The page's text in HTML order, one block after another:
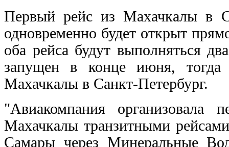
Первый рейс из Махачкалы в
одновременно будет открыт
оба рейса будут выполняться
запущен в конце июня, тогда
Махачкалы в Санкт-Петербург.
"Авиакомпания организовала
Махачкалы транзитными
Самары через Минеральные